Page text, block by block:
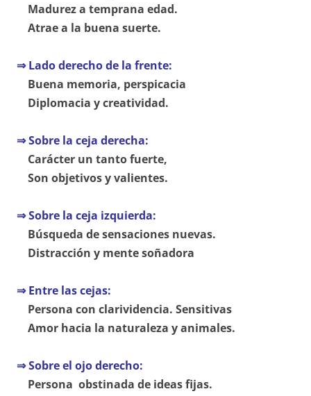
Madurez a temprana edad.
Atrae a la buena suerte.
⇒ Lado derecho de la frente:
Buena memoria, perspicacia
Diplomacia y creatividad.
⇒ Sobre la ceja derecha:
Carácter un tanto fuerte,
Son objetivos y valientes.
⇒ Sobre la ceja izquierda:
Búsqueda de sensaciones nuevas.
Distracción y mente soñadora
⇒ Entre las cejas:
Persona con clarividencia. Sensitivas
Amor hacia la naturaleza y animales.
⇒ Sobre el ojo derecho:
Persona obstinada de ideas fijas.